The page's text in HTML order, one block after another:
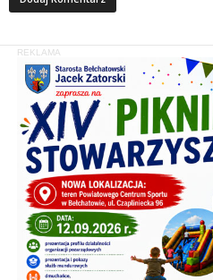
REKLAMA